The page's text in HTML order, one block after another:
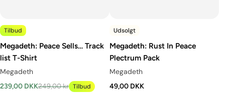
Tilbud
Megadeth: Peace Sells… Track
list T-Shirt
Megadeth
239,00 DKK249,00 kr Tilbud
Udsolgt
Megadeth: Rust In Peace
Plectrum Pack
Megadeth
49,00 DKK